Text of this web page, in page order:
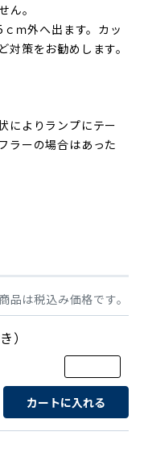
ん。
ｍ外へ出ます。カッ
策をお勧めします。
によりランプにテー
ラーの場合はあった
商品は税込み価格です。
）
カートに入れる